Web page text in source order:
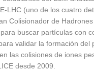
LHC (uno de los cuatro
Colisionador de
buscar partículas con
validar la formación del
las colisiones de iones
desde 2009.